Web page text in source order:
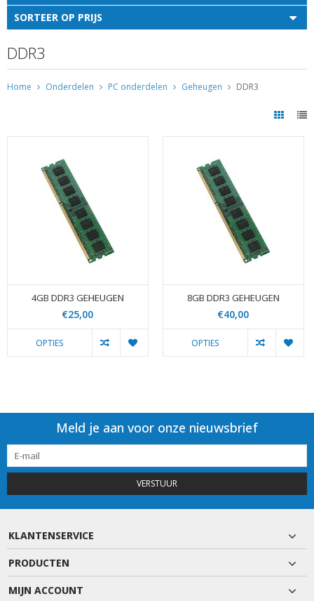
SORTEER OP PRIJS
DDR3
Home Onderdelen PC onderdelen Geheugen DDR3
4GB DDR3 GEHEUGEN
€25,00
OPTIES
8GB DDR3 GEHEUGEN
€40,00
OPTIES
Meld je aan voor onze nieuwsbrief
VERSTUUR
KLANTENSERVICE
PRODUCTEN
MIJN ACCOUNT